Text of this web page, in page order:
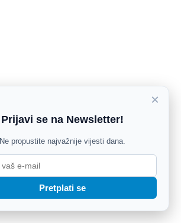
×
Prijavi se na Newsletter!
Ne propustite najvažnije vijesti dana.
Pretplati se